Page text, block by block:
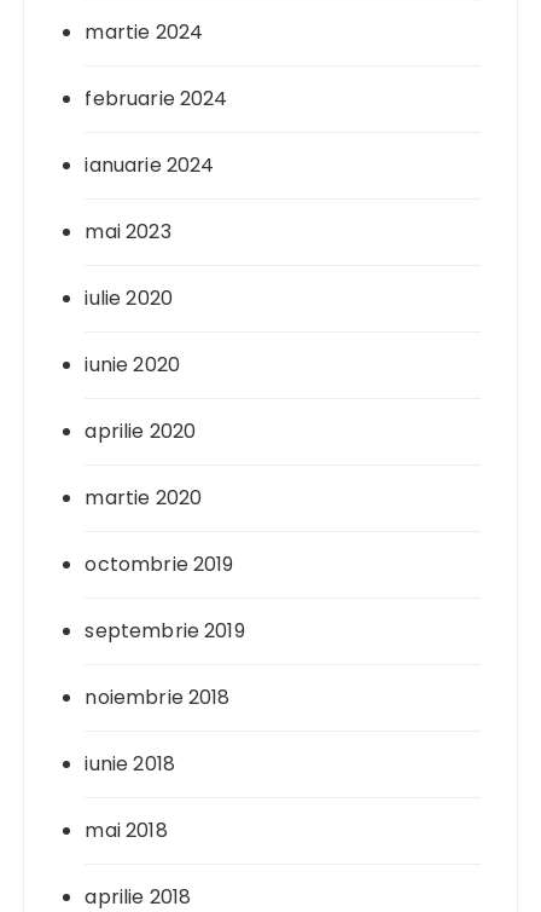
martie 2024
februarie 2024
ianuarie 2024
mai 2023
iulie 2020
iunie 2020
aprilie 2020
martie 2020
octombrie 2019
septembrie 2019
noiembrie 2018
iunie 2018
mai 2018
aprilie 2018